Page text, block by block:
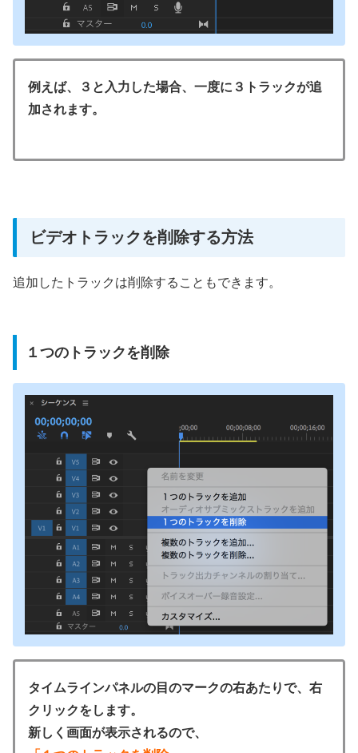
例えば、３と入力した場合、一度に３トラックが追
加されます。
ビデオトラックを削除する方法
追加したトラックは削除することもできます。
１つのトラックを削除
タイムラインパネルの目のマークの右あたりで、右
クリックをします。
新しく画面が表示されるので、